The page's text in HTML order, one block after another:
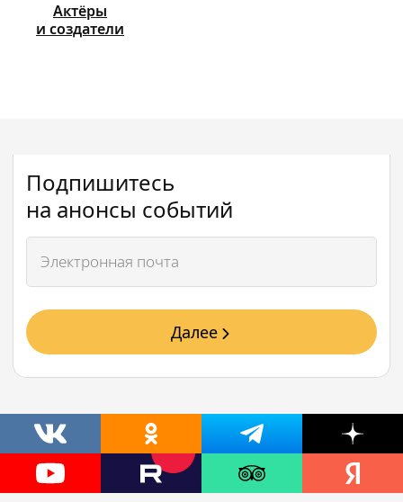
Актёры
и создатели
Подпишитесь
на анонсы событий
Далее